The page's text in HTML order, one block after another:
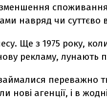
споживання
навряд чи
Ще з 1975 року,
рекламу, лунають
займалися
агенції, і в